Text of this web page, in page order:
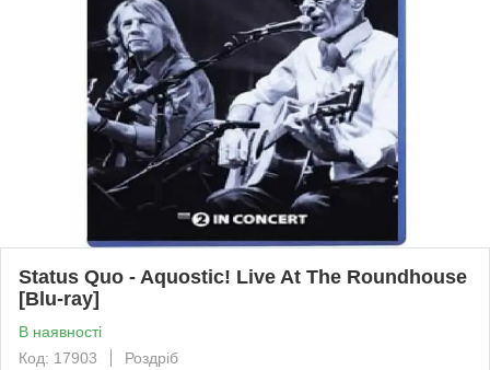
Status Quo - Aquostic! Live At The Roundhouse
[Blu-ray]
В наявності
Код: 17903
Роздріб